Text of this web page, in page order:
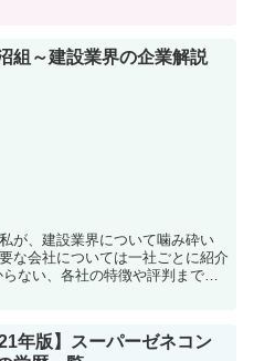
組～建設業界の企業解説
が、建設業界について噛み砕い
な会社については一社ごとに紹介
ない、各社の特徴や評判まで脚
年版】スーパーゼネコン